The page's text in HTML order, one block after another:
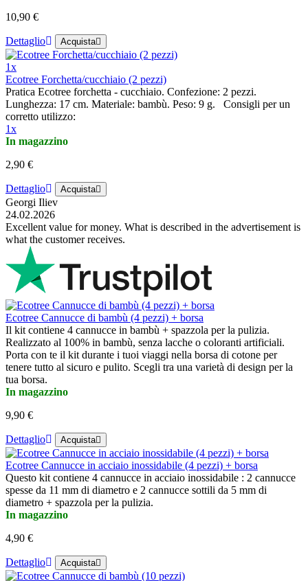
10,90 €
Dettaglio Acquista
1x
Ecotree Forchetta/cucchiaio (2 pezzi)
Pratica Ecotree forchetta - cucchiaio. Confezione: 2 pezzi.
Lunghezza: 17 cm. Materiale: bambù. Peso: 9 g. Consigli per un
corretto utilizzo:
1x
In magazzino
2,90 €
Dettaglio Acquista
Georgi Iliev
24.02.2026
Excellent value for money. What is described in the advertisement is
what the customer receives.
Ecotree Cannucce di bambù (4 pezzi) + borsa
Il kit contiene 4 cannucce in bambù + spazzola per la pulizia.
Realizzato al 100% in bambù, senza lacche o coloranti artificiali.
Porta con te il kit durante i tuoi viaggi nella borsa di cotone per
tenere tutto al sicuro e pulito. Scegli tra una varietà di design per la
tua borsa.
In magazzino
9,90 €
Dettaglio Acquista
Ecotree Cannucce in acciaio inossidabile (4 pezzi) + borsa
Questo kit contiene 4 cannucce in acciaio inossidabile : 2 cannucce
spesse da 11 mm di diametro e 2 cannucce sottili da 5 mm di
diametro + spazzola per la pulizia.
In magazzino
4,90 €
Dettaglio Acquista